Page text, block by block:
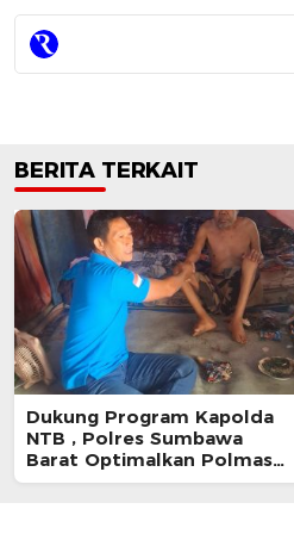
BERITA TERKAIT
Dukung Program Kapolda
NTB , Polres Sumbawa
Barat Optimalkan Polmas
dan Pendekatan Humanis di